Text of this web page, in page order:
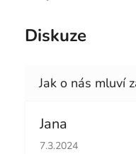
Diskuze
Jana
Hodnocení
7.3.2024